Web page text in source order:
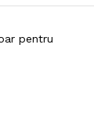
pentru